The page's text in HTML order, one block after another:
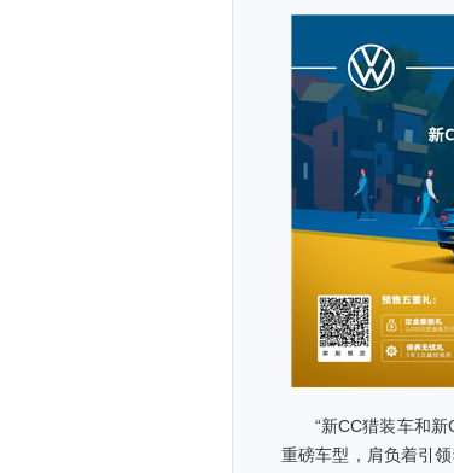
“新CC猎装车和新
重磅车型，肩负着引